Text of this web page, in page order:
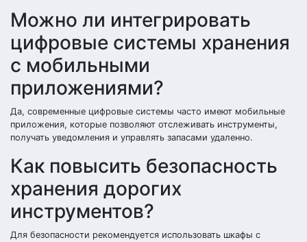
Можно ли интегрировать
цифровые системы хранения
с мобильными
приложениями?
Да, современные цифровые системы часто имеют мобильные
приложения, которые позволяют отслеживать инструменты,
получать уведомления и управлять запасами удаленно.
Как повысить безопасность
хранения дорогих
инструментов?
Для безопасности рекомендуется использовать шкафы с